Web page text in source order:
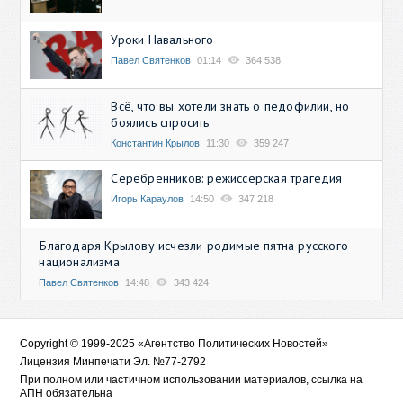
Уроки Навального
Павел Святенков 01:14 364 538
Всё, что вы хотели знать о педофилии, но
боялись спросить
Константин Крылов 11:30 359 247
Серебренников: режиссерская трагедия
Игорь Караулов 14:50 347 218
Благодаря Крылову исчезли родимые пятна русского
национализма
Павел Святенков 14:48 343 424
Copyright © 1999-2025 «Агентство Политических Новостей»
Лицензия Минпечати Эл. №77-2792
При полном или частичном использовании материалов, ссылка на
АПН обязательна